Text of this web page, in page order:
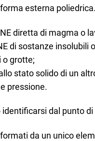
esterna
diretta di magma o
di sostanze insolubili
o grotte;
stato solido di un
pressione.
dal punto di
da un unico